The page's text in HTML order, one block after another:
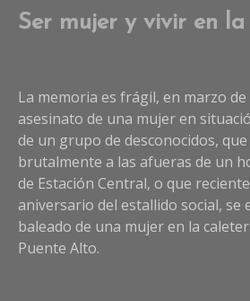
Ser mujer y vivir en
La memoria es frágil, en marzo
asesinato de una mujer en
de un grupo de desconocidos,
brutalmente a las afueras de un
de Estación Central, o que
aniversario del estallido social, se
baleado de una mujer en la
Puente Alto.